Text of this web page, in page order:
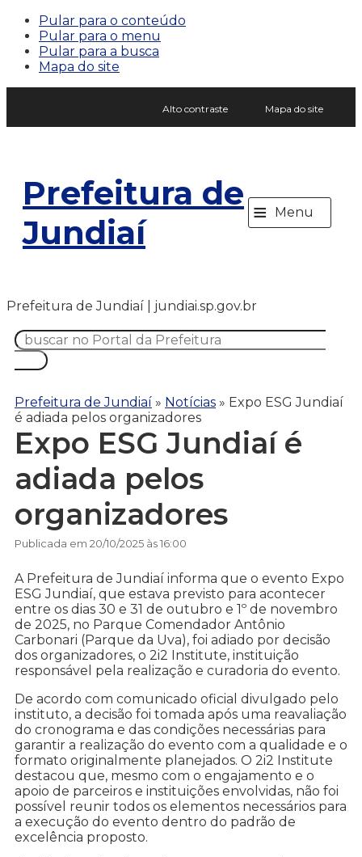
Pular para o conteúdo
Pular para o menu
Pular para a busca
Mapa do site
Alto contraste Mapa do site
Prefeitura de
Jundiaí
≡ Menu
Prefeitura de Jundiaí | jundiai.sp.gov.br
Prefeitura de Jundiaí » Notícias » Expo ESG Jundiaí
é adiada pelos organizadores
Expo ESG Jundiaí é
adiada pelos
organizadores
Publicada em 20/10/2025 às 16:00
A Prefeitura de Jundiaí informa que o evento Expo
ESG Jundiaí, que estava previsto para acontecer
entre os dias 30 e 31 de outubro e 1º de novembro
de 2025, no Parque Comendador Antônio
Carbonari (Parque da Uva), foi adiado por decisão
dos organizadores, o 2i2 Institute, instituição
responsável pela realização e curadoria do evento.
De acordo com comunicado oficial divulgado pelo
instituto, a decisão foi tomada após uma reavaliação
do cronograma e das condições necessárias para
garantir a realização do evento com a qualidade e o
formato originalmente planejados. O 2i2 Institute
destacou que, mesmo com o engajamento e o
apoio de parceiros e instituições envolvidas, não foi
possível reunir todos os elementos necessários para
a execução do evento dentro do padrão de
excelência proposto.